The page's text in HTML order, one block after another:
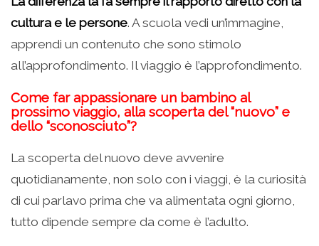
cultura e le persone. A scuola vedi un’immagine,
apprendi un contenuto che sono stimolo
all’approfondimento. Il viaggio è l’approfondimento.
Come far appassionare un bambino al
prossimo viaggio, alla scoperta del “nuovo” e
dello “sconosciuto”?
La scoperta del nuovo deve avvenire
quotidianamente, non solo con i viaggi, è la curiosità
di cui parlavo prima che va alimentata ogni giorno,
tutto dipende sempre da come è l’adulto.